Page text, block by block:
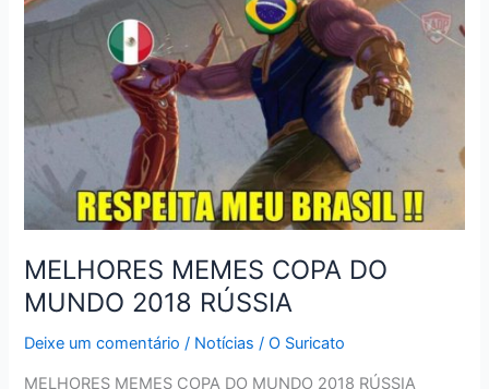
COPA
QUARTAS
MELHORES MEMES COPA DO
MUNDO 2018 RÚSSIA
Deixe um comentário / Notícias /O Suricato
MELHORES MEMES COPA DO MUNDO 2018 RÚSSIA